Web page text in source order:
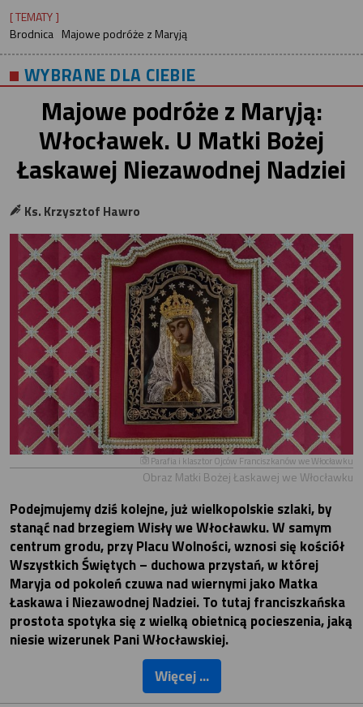
[ TEMATY ]
Brodnica Majowe podróże z Maryją
WYBRANE DLA CIEBIE
Majowe podróże z Maryją:
Włocławek. U Matki Bożej
Łaskawej Niezawodnej Nadziei
Ks. Krzysztof Hawro
Parafia i klasztor Ojców Franciszkanów we Włocławku
Obraz Matki Bożej Łaskawej we Włocławku
Podejmujemy dziś kolejne, już wielkopolskie szlaki, by
stanąć nad brzegiem Wisły we Włocławku. W samym
centrum grodu, przy Placu Wolności, wznosi się kościół
Wszystkich Świętych – duchowa przystań, w której
Maryja od pokoleń czuwa nad wiernymi jako Matka
Łaskawa i Niezawodnej Nadziei. To tutaj franciszkańska
prostota spotyka się z wielką obietnicą pocieszenia, jaką
niesie wizerunek Pani Włocławskiej.
Więcej ...